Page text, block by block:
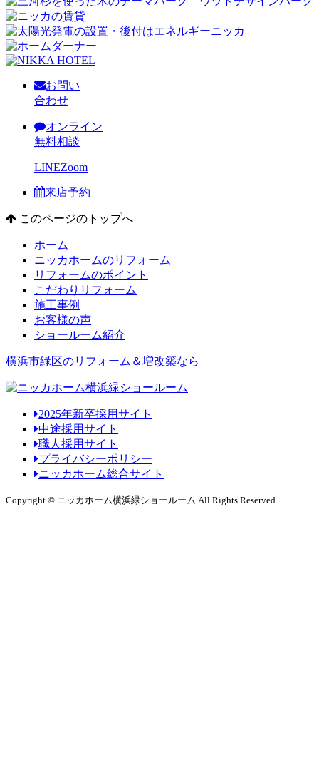
お問い
合わせ
オンライン
無料相談
LINEZoom
来店予約
このページのトップへ
ホーム
ニッカホームのリフォーム
リフォームのポイント
こだわりリフォーム
施工事例
お客様の声
ショールーム紹介
横浜市緑区のリフォーム＆増改築なら
2025年新卒採用サイト
中途採用サイト
職人採用サイト
プライバシーポリシー
ニッカホーム総合サイト
Copyright © ニッカホーム横浜緑ショールーム All Rights Reserved.